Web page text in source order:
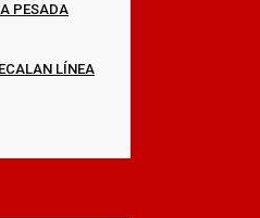
PESADA
LÍNEA